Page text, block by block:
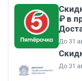
₽ в
До 31
До 31